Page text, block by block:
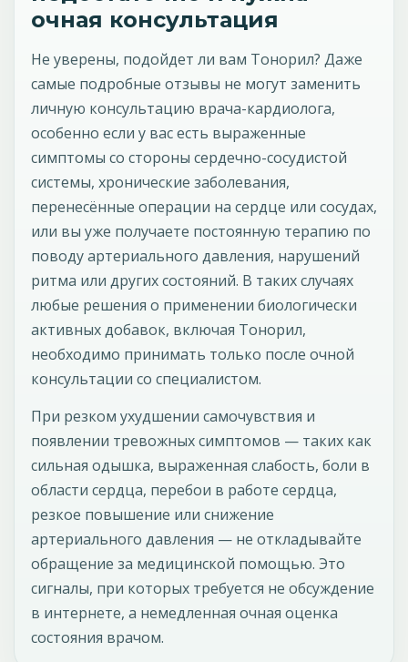
очная консультация
Не уверены, подойдет ли вам Тонорил? Даже
самые подробные отзывы не могут заменить
личную консультацию врача-кардиолога,
особенно если у вас есть выраженные
симптомы со стороны сердечно-сосудистой
системы, хронические заболевания,
перенесённые операции на сердце или сосудах,
или вы уже получаете постоянную терапию по
поводу артериального давления, нарушений
ритма или других состояний. В таких случаях
любые решения о применении биологически
активных добавок, включая Тонорил,
необходимо принимать только после очной
консультации со специалистом.
При резком ухудшении самочувствия и
появлении тревожных симптомов — таких как
сильная одышка, выраженная слабость, боли в
области сердца, перебои в работе сердца,
резкое повышение или снижение
артериального давления — не откладывайте
обращение за медицинской помощью. Это
сигналы, при которых требуется не обсуждение
в интернете, а немедленная очная оценка
состояния врачом.